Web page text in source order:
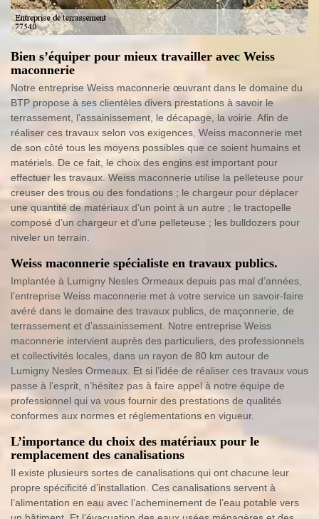
Bien s’équiper pour mieux travailler avec Weiss
maconnerie
Notre entreprise Weiss maconnerie œuvrant dans le domaine du
BTP propose à ses clientèles divers prestations à savoir le
terrassement, l’assainissement, le décapage, la voirie. Afin de
réaliser ces travaux selon vos exigences, Weiss maconnerie met
de son côté tous les moyens possibles que ce soient humains et
matériels. De ce fait, le choix des engins est important pour
effectuer les travaux. Weiss maconnerie utilise la pelleteuse pour
creuser des trous ou des fondations ; le chargeur pour déplacer
une quantité de matériaux d’un point à un autre ; le tractopelle
composé d’un chargeur et d’une pelleteuse ; les bulldozers pour
niveler un terrain.
Weiss maconnerie spécialiste en travaux publics.
Implantée à Lumigny Nesles Ormeaux depuis pas mal d’années,
l’entreprise Weiss maconnerie met à votre service un savoir-faire
avéré dans le domaine des travaux publics, de maçonnerie, de
terrassement et d’assainissement. Notre entreprise Weiss
maconnerie intervient auprès des particuliers, des professionnels
et collectivités locales, dans un rayon de 80 km autour de
Lumigny Nesles Ormeaux. Et si l’idée de réaliser ces travaux vous
passe à l’esprit, n’hésitez pas à faire appel à notre équipe de
professionnel qui va vous fournir des prestations de qualités
conformes aux normes et réglementations en vigueur.
L’importance du choix des matériaux pour le
remplacement des canalisations
Il existe plusieurs sortes de canalisations qui ont chacune leur
propre spécificité d’installation. Ces canalisations servent à
l’alimentation en eau avec l’acheminement de l’eau potable vers